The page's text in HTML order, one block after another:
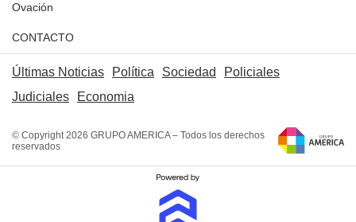
Ovación
CONTACTO
Últimas Noticias Política Sociedad
Policiales
Judiciales
Economia
© Copyright 2026 GRUPO AMERICA – Todos los derechos
reservados